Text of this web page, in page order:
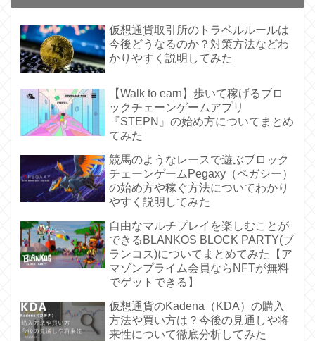
仮想通貨取引所のトラベルルールは
今後どうなるのか？対策方法などわ
かりやすく説明してみた
【Walk to earn】歩いて稼げるブロ
ックチェーンゲームアプリ
『STEPN』の始め方についてまとめ
てみた
競馬のようなレースで遊ぶブロック
チェーンゲームPegaxy（ペガシー）
の始め方や稼ぐ方法についてわかり
やすく説明してみた
自由なマルチプレイを楽しむことが
できるBLANKOS BLOCK PARTY(ブ
ランコス)についてまとめてみた【ア
マゾンプライム会員ならNFTが無料
でゲットできる】
仮想通貨のKadena（KDA）の購入
方法や買い方は？今後の見通しや将
来性について徹底分析してみた